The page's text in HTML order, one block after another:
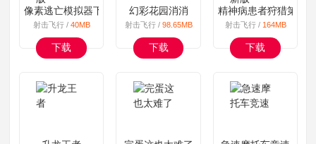
像素逃亡模拟器下载安装最新版
射击飞行 / 40MB
下载
幻彩花园消消
射击飞行 / 98.65MB
下载
精神病患者狩猎第二
射击飞行 / 164MB
下载